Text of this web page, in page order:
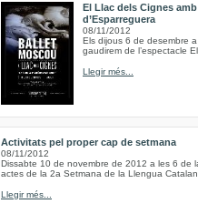
El Llac dels Cignes
d’Esparreguera
08/11/2012
Els dijous 6 de desembre
gaudirem de l’espectacle
Llegir més...
Activitats pel proper cap de setmana
08/11/2012
Dissabte 10 de novembre de 2012 a les 6 de
actes de la 2a Setmana de la Llengua
Llegir més...